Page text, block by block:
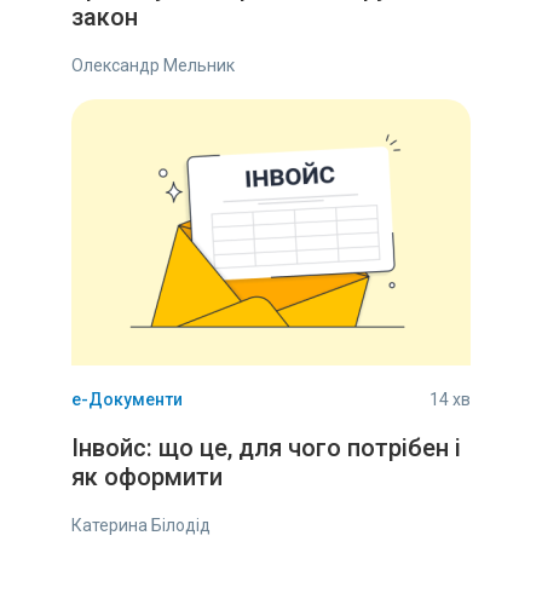
закон
Олександр Мельник
е-Документи 14 хв
Інвойс: що це, для чого потрібен і
як оформити
Катерина Білодід